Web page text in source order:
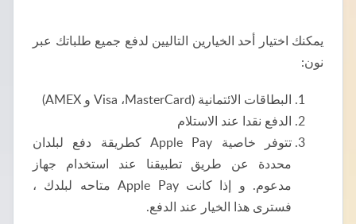
يمكنك اختيار أحد الخيارين التاليين لدفع جميع طلباتك عبر
نون:
البطاقات الائتمانية (Visa ،MasterCard و AMEX)
الدفع نقدا عند الاستلام
تتوفر خاصية Apple Pay كطريقة دفع لبلدان
محددة عن طريق تطبيقنا عند استخدام جهاز
مدعوم. و إذا كانت Apple Pay متاحه لبلدك ،
فسترى هذا الخيار عند الدفع.